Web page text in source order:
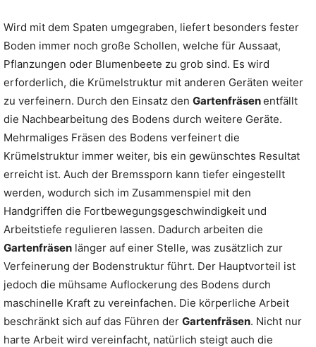
Wird mit dem Spaten umgegraben, liefert besonders fester
Boden immer noch große Schollen, welche für Aussaat,
Pflanzungen oder Blumenbeete zu grob sind. Es wird
erforderlich, die Krümelstruktur mit anderen Geräten weiter
zu verfeinern. Durch den Einsatz den Gartenfräsenentfällt
die Nachbearbeitung des Bodens durch weitere Geräte.
Mehrmaliges Fräsen des Bodens verfeinert die
Krümelstruktur immer weiter, bis ein gewünschtes Resultat
erreicht ist. Auch der Bremssporn kann tiefer eingestellt
werden, wodurch sich im Zusammenspiel mit den
Handgriffen die Fortbewegungsgeschwindigkeit und
Arbeitstiefe regulieren lassen. Dadurch arbeiten die
Gartenfräsen länger auf einer Stelle, was zusätzlich zur
Verfeinerung der Bodenstruktur führt. Der Hauptvorteil ist
jedoch die mühsame Auflockerung des Bodens durch
maschinelle Kraft zu vereinfachen. Die körperliche Arbeit
beschränkt sich auf das Führen der Gartenfräsen. Nicht nur
harte Arbeit wird vereinfacht, natürlich steigt auch die